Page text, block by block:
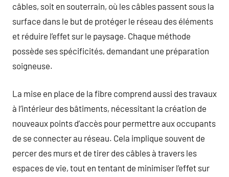
câbles, soit en souterrain, où les câbles passent sous la
surface dans le but de protéger le réseau des éléments
et réduire l’effet sur le paysage. Chaque méthode
possède ses spécificités, demandant une préparation
soigneuse.
La mise en place de la fibre comprend aussi des travaux
à l’intérieur des bâtiments, nécessitant la création de
nouveaux points d’accès pour permettre aux occupants
de se connecter au réseau. Cela implique souvent de
percer des murs et de tirer des câbles à travers les
espaces de vie, tout en tentant de minimiser l’effet sur